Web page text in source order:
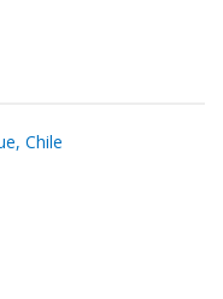
Chile